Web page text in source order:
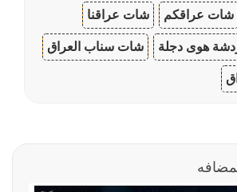
شات عراقكم شات عراقنا
هوى دجلة شات سناب العراق